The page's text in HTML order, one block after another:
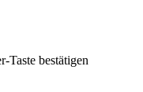
Taste bestätigen